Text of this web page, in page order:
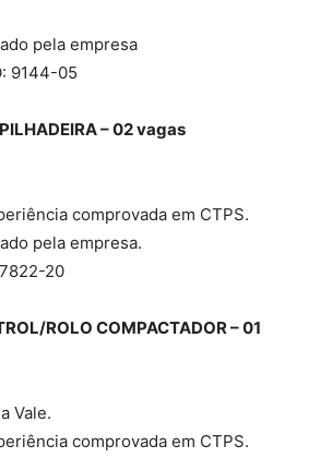
pela empresa
9144-05
– 02 vagas
comprovada em CTPS.
pela empresa.
20
ROLO COMPACTADOR – 01
Vale.
comprovada em CTPS.